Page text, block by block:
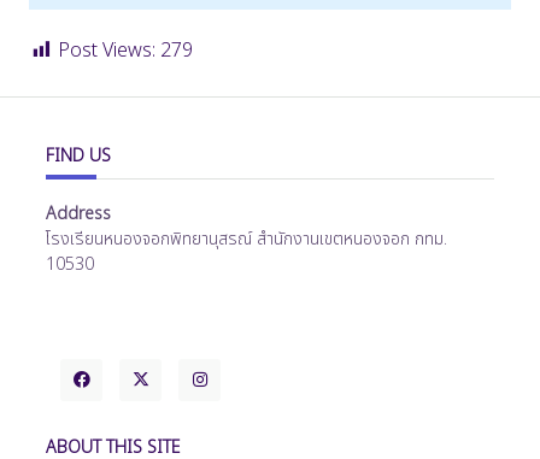
Post Views: 279
FIND US
Address
โรงเรียนหนองจอกพิทยานุสรณ์ สำนักงานเขตหนองจอก กทม.
10530
ABOUT THIS SITE